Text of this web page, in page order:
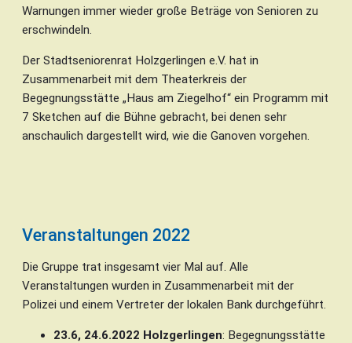
Warnungen immer wieder große Beträge von Senioren zu
erschwindeln.
Der Stadtseniorenrat Holzgerlingen e.V. hat in
Zusammenarbeit mit dem Theaterkreis der
Begegnungsstätte „Haus am Ziegelhof“ ein Programm mit
7 Sketchen auf die Bühne gebracht, bei denen sehr
anschaulich dargestellt wird, wie die Ganoven vorgehen.
Veranstaltungen 2022
Die Gruppe trat insgesamt vier Mal auf. Alle
Veranstaltungen wurden in Zusammenarbeit mit der
Polizei und einem Vertreter der lokalen Bank durchgeführt.
23.6, 24.6.2022 Holzgerlingen: Begegnungsstätte